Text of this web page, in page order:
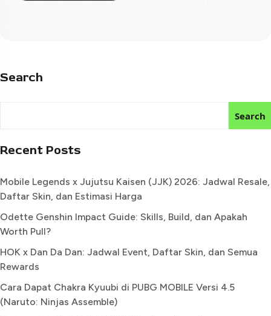
Search
Search
Recent Posts
Mobile Legends x Jujutsu Kaisen (JJK) 2026: Jadwal Resale,
Daftar Skin, dan Estimasi Harga
Odette Genshin Impact Guide: Skills, Build, dan Apakah
Worth Pull?
HOK x Dan Da Dan: Jadwal Event, Daftar Skin, dan Semua
Rewards
Cara Dapat Chakra Kyuubi di PUBG MOBILE Versi 4.5
(Naruto: Ninjas Assemble)